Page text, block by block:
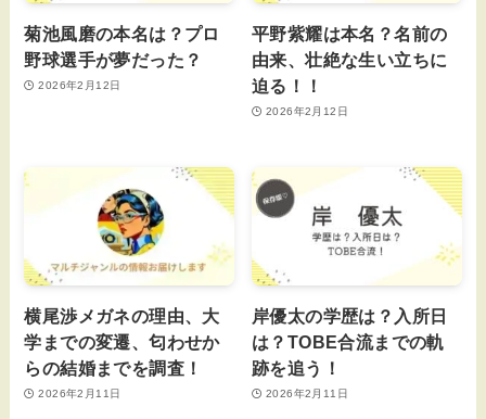
菊池風磨の本名は？プロ
野球選手が夢だった？
2026年2月12日
平野紫耀は本名？名前の
由来、壮絶な生い立ちに
迫る！！
2026年2月12日
横尾渉メガネの理由、大
学までの変遷、匂わせか
らの結婚までを調査！
2026年2月11日
岸優太の学歴は？入所日
は？TOBE合流までの軌
跡を追う！
2026年2月11日